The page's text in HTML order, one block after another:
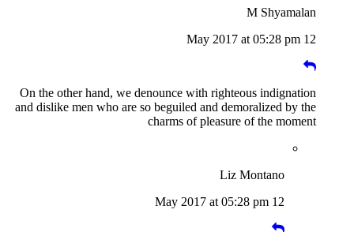
M Shyamalan
12 May 2017 at 05:28 pm
On the other hand, we denounce with righteous indignation
and dislike men who are so beguiled and demoralized by the
charms of pleasure of the moment
Liz Montano
12 May 2017 at 05:28 pm